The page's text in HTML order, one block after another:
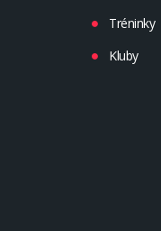
Tréninky
Kluby